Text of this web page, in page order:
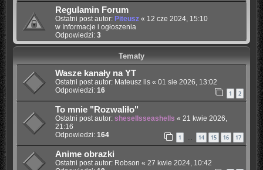
Regulamin Forum
Ostatni post autor: Piteusz« 12 cze 2024, 15:10
w Informacje i ogłoszenia
Odpowiedzi: 3
Tematy
Wasze kanały na YT
Ostatni post autor: Mateusz lis« 01 sie 2026, 13:02
Odpowiedzi: 16 1 2
To mnie "Rozwaliło"
Ostatni post autor: shesellsseashells « 21 kwie 2026,
21:16
Odpowiedzi: 164 1 14 15 16 17
Anime obrazki
Ostatni post autor: Robson « 27 kwie 2024, 10:42